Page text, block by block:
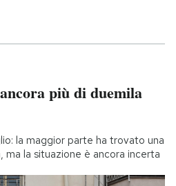
più di duemila
la maggior parte ha trovato una
la situazione è ancora incerta